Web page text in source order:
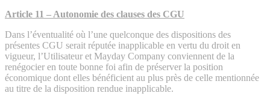
Article 11 – Autonomie des clauses des CGU
Dans l’éventualité où l’une quelconque des dispositions des
présentes CGU serait réputée inapplicable en vertu du droit en
vigueur, l’Utilisateur et Mayday Company conviennent de la
renégocier en toute bonne foi afin de préserver la position
économique dont elles bénéficient au plus près de celle mentionnée
au titre de la disposition rendue inapplicable.